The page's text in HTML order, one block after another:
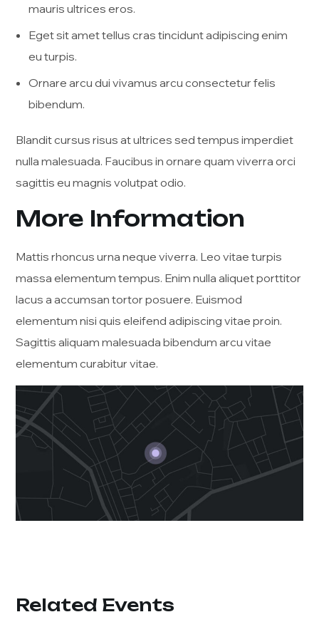
mauris ultrices eros.
Eget sit amet tellus cras tincidunt adipiscing enim
eu turpis.
Ornare arcu dui vivamus arcu consectetur felis
bibendum.
Blandit cursus risus at ultrices sed tempus imperdiet
nulla malesuada. Faucibus in ornare quam viverra orci
sagittis eu magnis volutpat odio.
More Information
Mattis rhoncus urna neque viverra. Leo vitae turpis
massa elementum tempus. Enim nulla aliquet porttitor
lacus a accumsan tortor posuere. Euismod
elementum nisi quis eleifend adipiscing vitae proin.
Sagittis aliquam malesuada bibendum arcu vitae
elementum curabitur vitae.
Related Events